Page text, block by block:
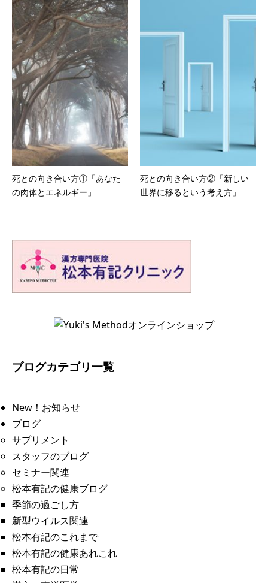
死との向き合い方①「あなた
の肉体とエネルギー」
死との向き合い方②「新しい
世界に移るという考え方」
ブログカテゴリ一覧
New！お知らせ
ブログ
サプリメント
スタッフのブログ
セミナー関連
松本有記の健康ブログ
季節の過ごし方
新型ウイルス関連
松本有記のこれまで
松本有記の健康あれこれ
松本有記の日常